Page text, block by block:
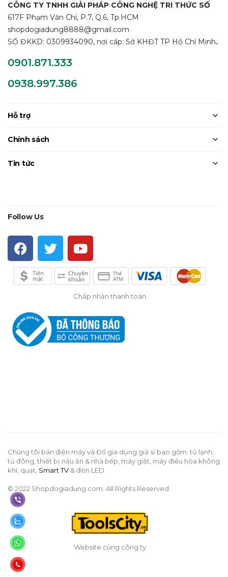
CÔNG TY TNHH GIẢI PHÁP CÔNG NGHỆ TRI THỨC SỐ
617F Phạm Văn Chí, P.7, Q.6, Tp.HCM
shopdogiadung8888@gmail.com
SỐ ĐKKD: 0309934090, nơi cấp: Sở KHĐT TP Hồ Chí Minh.
0901.871.333
0938.997.386
Hỗ trợ
Chính sách
Tin tức
Follow Us
Chấp nhận thanh toán
Chúng tôi bán điện máy và Đồ gia dụng giá sỉ bao gồm: tủ lạnh,
tủ đông, thiết bị nấu ăn & nhà bếp, máy giặt, máy điều hòa không
khí, quạt, Smart TV & đèn LED
© 2022 Shopdogiadung.com. All Rights Reserved.
Website cùng công ty